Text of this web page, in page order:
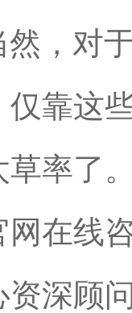
对于
仅靠这
草率了
网在线
资深顾